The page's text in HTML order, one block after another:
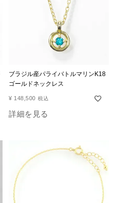
ブラジル産パライバトルマリンK18
ゴールドネックレス
¥ 148,500 税込
詳細を見る